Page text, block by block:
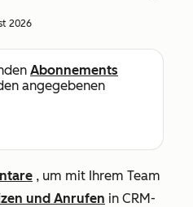
2026
Abonnements
angegebenen
, um mit Ihrem Team
und Anrufen in CRM-